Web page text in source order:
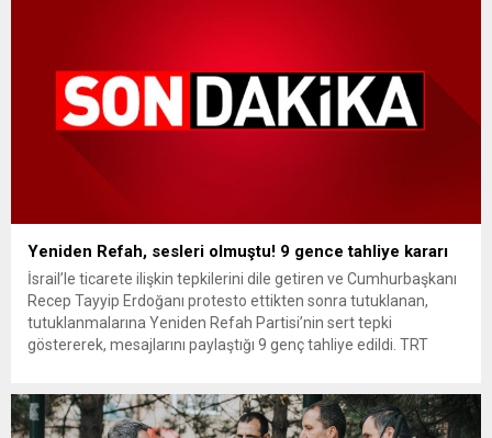
Yeniden Refah, sesleri olmuştu! 9 gence tahliye kararı
İsrail’le ticarete ilişkin tepkilerini dile getiren ve Cumhurbaşkanı
Recep Tayyip Erdoğanı protesto ettikten sonra tutuklanan,
tutuklanmalarına Yeniden Refah Partisi’nin sert tepki
göstererek, mesajlarını paylaştığı 9 genç tahliye edildi. TRT
çıkarıldıkları mahkemece tutuklanan dokuz gençle ilgili...